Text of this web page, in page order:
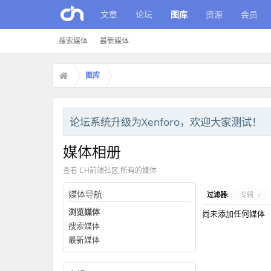
文章 论坛 图库
搜索媒体 最新媒体
资源 会员
图库
论坛系统升级为Xenforo，欢迎大家测试！
媒体相册
查看 CH前端社区 所有的媒体
过滤器: 专辑 x
尚未添加任何媒体
媒体导航
浏览媒体
搜索媒体
最新媒体